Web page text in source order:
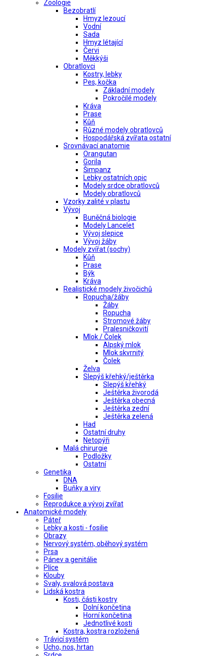
Zoologie
Bezobratlí
Hmyz lezoucí
Vodní
Sada
Hmyz létající
Červi
Měkkýši
Obratlovci
Kostry, lebky
Pes, kočka
Základní modely
Pokročilé modely
Kráva
Prase
Kůň
Různé modely obratlovců
Hospodářská zvířata ostatní
Srovnávací anatomie
Orangutan
Gorila
Šimpanz
Lebky ostatních opic
Modely srdce obratlovců
Modely obratlovců
Vzorky zalité v plastu
Vývoj
Buněčná biologie
Modely Lancelet
Vývoj slepice
Vývoj žáby
Modely zvířat (sochy)
Kůň
Prase
Býk
Kráva
Realistické modely živočichů
Ropucha/žáby
Žáby
Ropucha
Stromové žáby
Pralesničkovití
Mlok / Čolek
Alpský mlok
Mlok skvrnitý
Čolek
Želva
Slepýš křehký/ještěrka
Slepýš křehký
Ještěrka živorodá
Ještěrka obecná
Ještěrka zední
Ještěrka zelená
Had
Ostatní druhy
Netopýři
Malá chirurgie
Podložky
Ostatní
Genetika
DNA
Buňky a viry
Fosilie
Reprodukce a vývoj zvířat
Anatomické modely
Páteř
Lebky a kosti - fosilie
Obrazy
Nervový systém, oběhový systém
Prsa
Pánev a genitálie
Plíce
Klouby
Svaly, svalová postava
Lidská kostra
Kosti, části kostry
Dolní končetina
Horní končetina
Jednotlivé kosti
Kostra, kostra rozložená
Trávicí systém
Ucho, nos, hrtan